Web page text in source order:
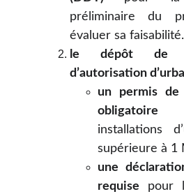
préliminaire du
évaluer sa faisabilité.
le dépôt de
d’autorisation
un permis
obligatoire
installations
supérieure à 1
une
requise pour